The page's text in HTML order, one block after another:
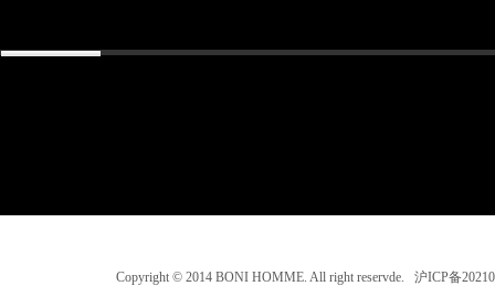
Copyright © 2014 BONI HOMME. All right reservde. 沪ICP备